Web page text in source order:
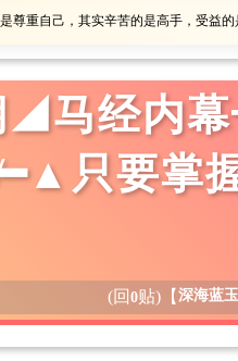
尊重自己，其实辛苦的是高手，受益
马经内
只要掌
(回0贴) 【深海蓝